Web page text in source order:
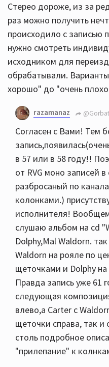
Стерео дороже, из за
раз можно получить
происходило с записью
нужно смотреть
исходником для
обрабатывали.
хорошо" до "очень
razamanaz
Согласен с Вами! Тем
в 57 или в 58 году!!
от RVG моно записей
разбросаный по
колонками.)
исполнителя!
слушаю альбом на cd
Dolphy,Mal Waldorn.
Waldorn на рояле по
щеточками и Dolphy на
Правда запись уже 61
следующая
влево,а Carter с
щеточки справа, так и
столь подробное
"прилепание" к